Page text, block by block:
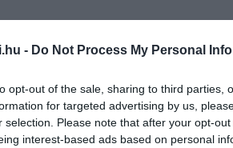
- Do Not Process My Personal
opt-out of the sale, sharing to third parties,
for targeted advertising by us,
selection. Please note that after your opt-
interest-based ads based on personal